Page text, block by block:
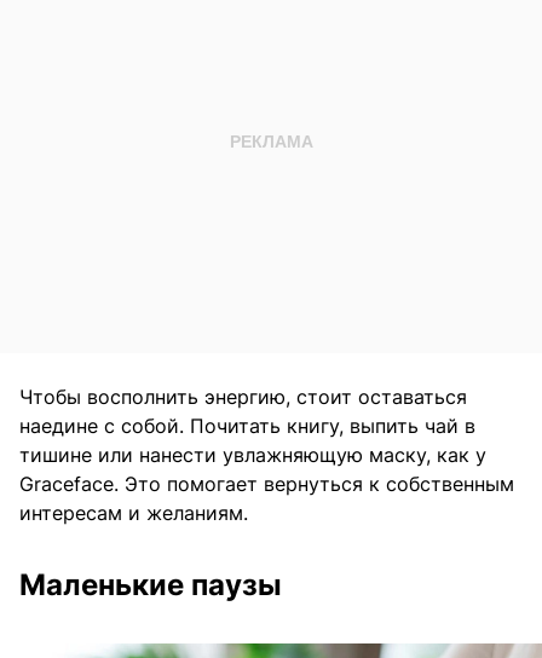
Чтобы восполнить энергию, стоит оставаться
наедине с собой. Почитать книгу, выпить чай в
тишине или нанести увлажняющую маску, как у
Graceface. Это помогает вернуться к собственным
интересам и желаниям.
Маленькие паузы